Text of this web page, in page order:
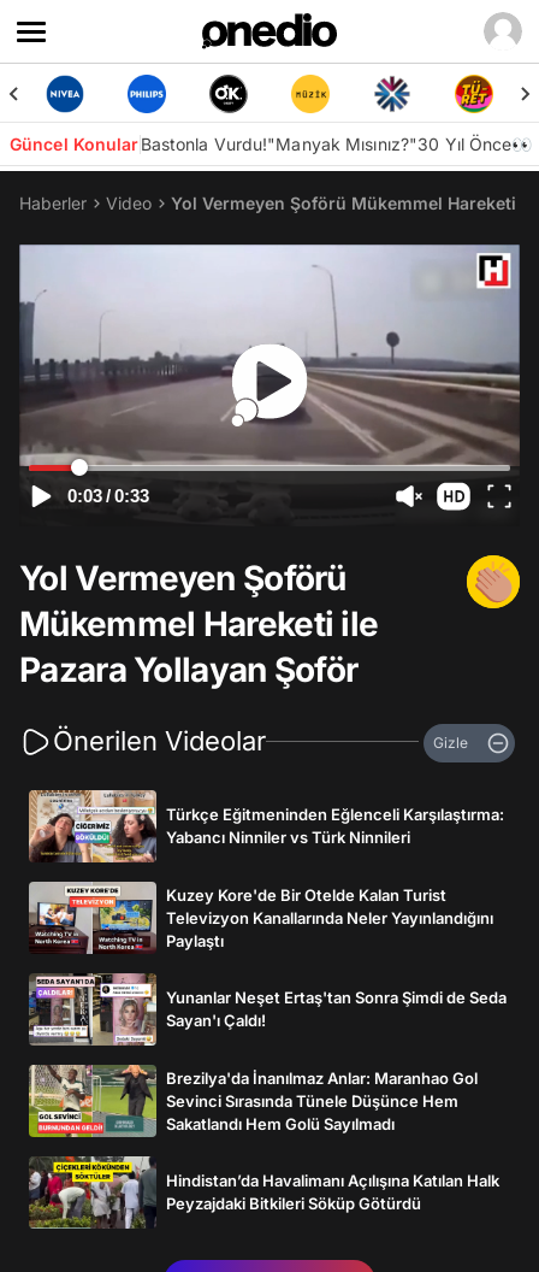
Güncel KonularBastonla Vurdu!"Manyak Mısınız?"30 Yıl Önce👀
Haberler Video Yol Vermeyen Şoförü Mükemmel Hareketi
0:03/0:33
Yol Vermeyen Şoförü
Mükemmel Hareketi ile
Pazara Yollayan Şoför
Önerilen Videolar Gizle
Türkçe Eğitmeninden Eğlenceli Karşılaştırma:
Yabancı Ninniler vs Türk Ninnileri
Kuzey Kore'de Bir Otelde Kalan Turist
Televizyon Kanallarında Neler Yayınlandığını
Paylaştı
Yunanlar Neşet Ertaş'tan Sonra Şimdi de Seda
Sayan'ı Çaldı!
Brezilya'da İnanılmaz Anlar: Maranhao Gol
Sevinci Sırasında Tünele Düşünce Hem
Sakatlandı Hem Golü Sayılmadı
Hindistan’da Havalimanı Açılışına Katılan Halk
Peyzajdaki Bitkileri Söküp Götürdü